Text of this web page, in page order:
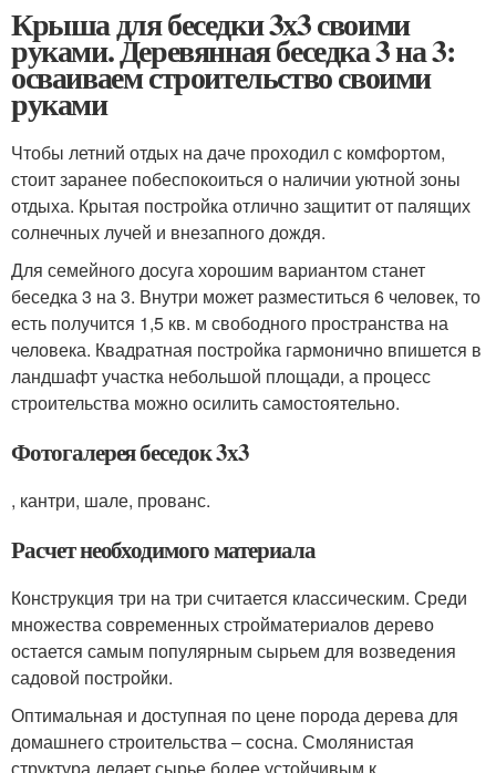
Крыша для беседки 3х3 своими
руками. Деревянная беседка 3 на 3:
осваиваем строительство своими
руками
Чтобы летний отдых на даче проходил с комфортом,
стоит заранее побеспокоиться о наличии уютной зоны
отдыха. Крытая постройка отлично защитит от палящих
солнечных лучей и внезапного дождя.
Для семейного досуга хорошим вариантом станет
беседка 3 на 3. Внутри может разместиться 6 человек, то
есть получится 1,5 кв. м свободного пространства на
человека. Квадратная постройка гармонично впишется в
ландшафт участка небольшой площади, а процесс
строительства можно осилить самостоятельно.
Фотогалерея беседок 3х3
, кантри, шале, прованс.
Расчет необходимого материала
Конструкция три на три считается классическим. Среди
множества современных стройматериалов дерево
остается самым популярным сырьем для возведения
садовой постройки.
Оптимальная и доступная по цене порода дерева для
домашнего строительства ‒ сосна. Смолянистая